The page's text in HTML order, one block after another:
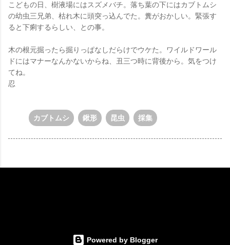
こどもの日、樹液場にはスズメバチ。落ち葉の下にはカブトムシ
の幼虫三兄弟、枯れ木に頭突っ込んでた。糞がおかしい。緊張す
ると下痢するらしい、との事。
木の根元掘ったら掘りっぱなしだらけでウケた。ワイルドワール
ドにはマナーなんかないからね、丑三つ時に背後から。気をつけ
てね。
忍
カブトムシ 鍬形 昆虫 採集
Powered by Blogger